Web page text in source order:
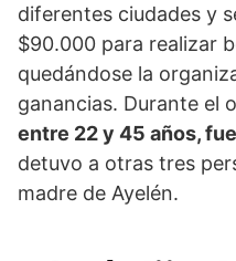
diferentes ciudades y
$90.000 para realizar
quedándose la
ganancias. Durante el
entre 22 y 45 años,
detuvo a otras tres
madre de Ayelén.